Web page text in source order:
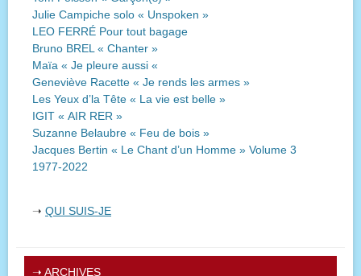
Julie Campiche solo « Unspoken »
LEO FERRÉ Pour tout bagage
Bruno BREL « Chanter »
Maïa « Je pleure aussi «
Geneviève Racette « Je rends les armes »
Les Yeux d’la Tête « La vie est belle »
IGIT « AIR RER »
Suzanne Belaubre « Feu de bois »
Jacques Bertin « Le Chant d’un Homme » Volume 3
1977-2022
➝ QUI SUIS-JE
➝ ARCHIVES